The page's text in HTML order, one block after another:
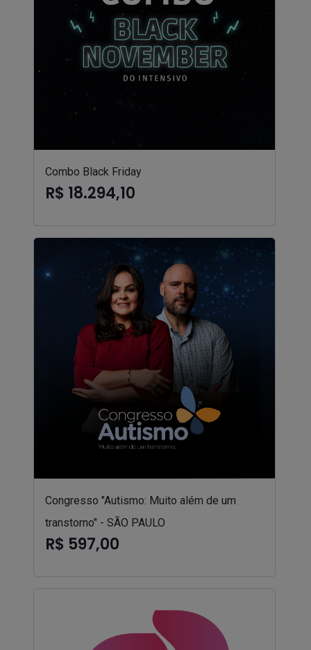
Combo Black Friday
R$ 18.294,10
Congresso "Autismo: Muito além de um
transtorno" - SÃO PAULO
R$ 597,00